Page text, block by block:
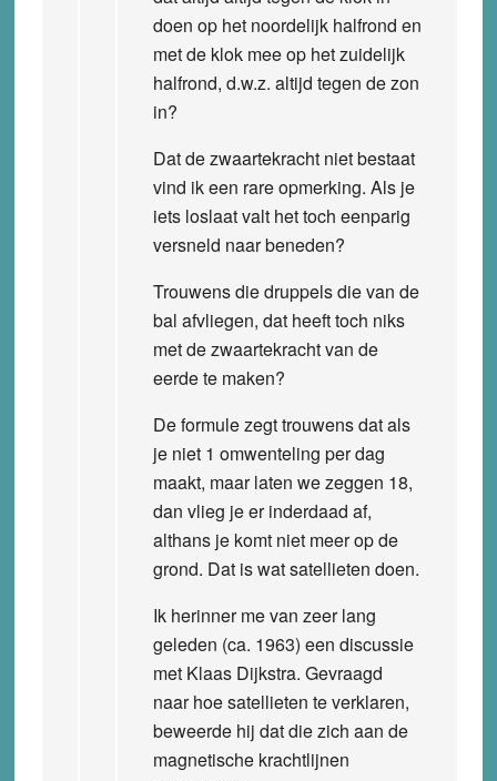
doen op het noordelijk halfrond en
met de klok mee op het zuidelijk
halfrond, d.w.z. altijd tegen de zon
in?
Dat de zwaartekracht niet bestaat
vind ik een rare opmerking. Als je
iets loslaat valt het toch eenparig
versneld naar beneden?
Trouwens die druppels die van de
bal afvliegen, dat heeft toch niks
met de zwaartekracht van de
eerde te maken?
De formule zegt trouwens dat als
je niet 1 omwenteling per dag
maakt, maar laten we zeggen 18,
dan vlieg je er inderdaad af,
althans je komt niet meer op de
grond. Dat is wat satellieten doen.
Ik herinner me van zeer lang
geleden (ca. 1963) een discussie
met Klaas Dijkstra. Gevraagd
naar hoe satellieten te verklaren,
beweerde hij dat die zich aan de
magnetische krachtlijnen